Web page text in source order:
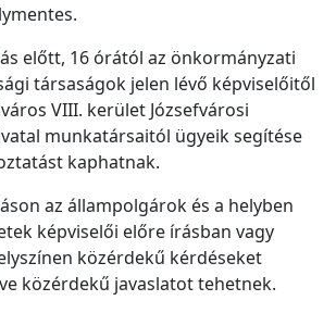
előtt, 16 órától az önkormányzati
társaságok jelen lévő képviselőitől
VIII. kerület Józsefvárosi
munkatársaitól ügyeik segítése
kaphatnak.
az állampolgárok és a helyben
képviselői előre írásban vagy
közérdekű kérdéseket
közérdekű javaslatot tehetnek.